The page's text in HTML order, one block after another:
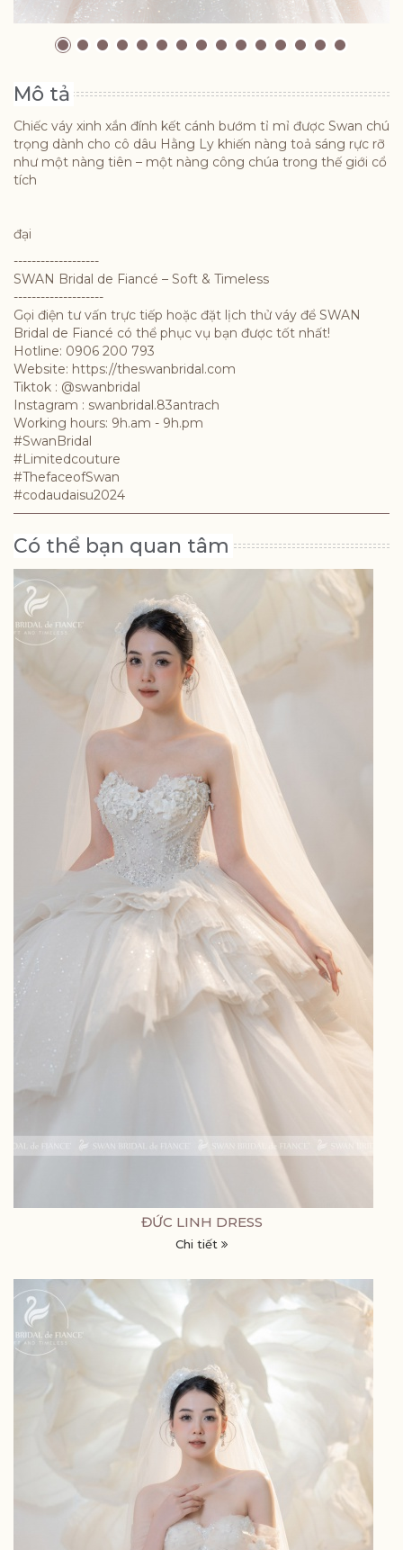
Mô tả
Chiếc váy xinh xắn đính kết cánh bướm tỉ mỉ được Swan chú
trọng dành cho cô dâu Hằng Ly khiến nàng toả sáng rực rỡ
như một nàng tiên – một nàng công chúa trong thế giới cổ
tích
đại
-------------------
SWAN Bridal de Fiancé – Soft & Timeless
--------------------
Gọi điện tư vấn trực tiếp hoặc đặt lịch thử váy để SWAN
Bridal de Fiancé có thể phục vụ bạn được tốt nhất!
Hotline: 0906 200 793
Website: https://theswanbridal.com
Tiktok : @swanbridal
Instagram : swanbridal.83antrach
Working hours: 9h.am - 9h.pm
#SwanBridal
#Limitedcouture
#ThefaceofSwan
#codaudaisu2024
Có thể bạn quan tâm
ĐỨC LINH DRESS
Chi tiết